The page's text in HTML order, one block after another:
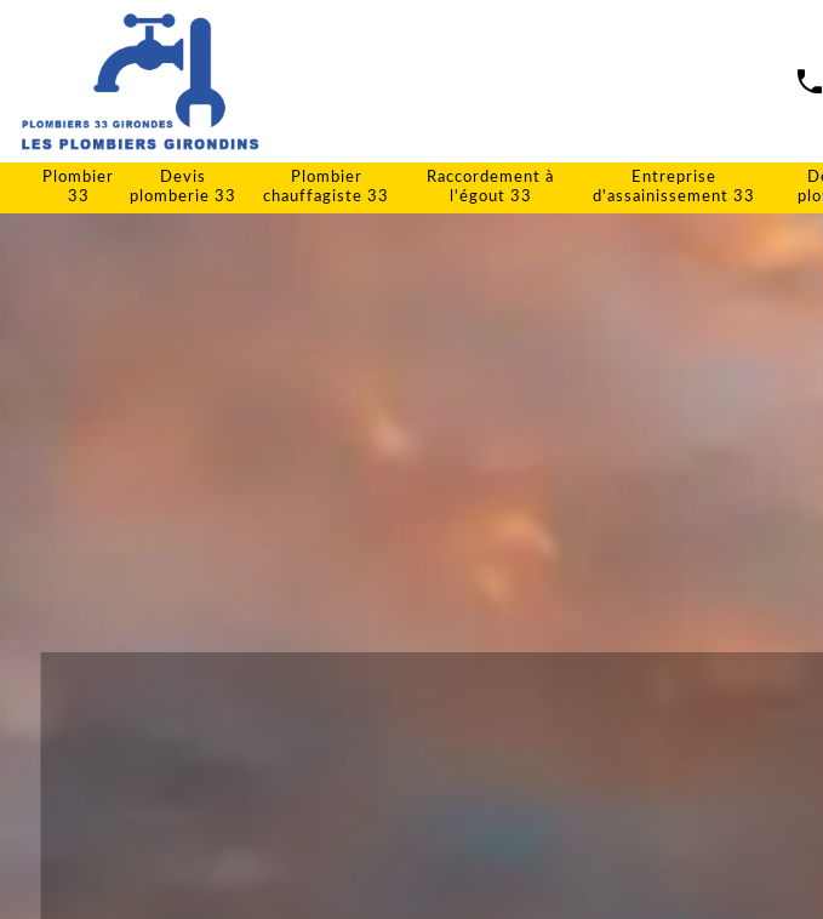
Plombier
33
Devis
plomberie 33
Plombier
chauffagiste 33
Raccordement à
l'égout 33
Entreprise
d'assainissement 33